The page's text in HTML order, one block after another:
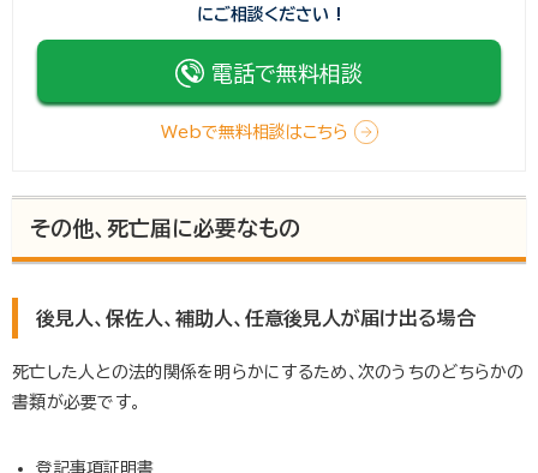
にご相談ください !
電話で無料相談
Webで無料相談はこちら
その他、死亡届に必要なもの
後見人、保佐人、補助人、任意後見人が届け出る場合
死亡した人との法的関係を明らかにするため、次のうちのどちらかの
書類が必要です。
登記事項証明書